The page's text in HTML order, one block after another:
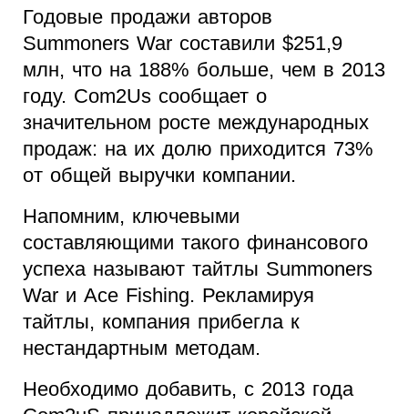
Годовые продажи авторов
Summoners War составили $251,9
млн, что на 188% больше, чем в 2013
году. Com2Us сообщает о
значительном росте международных
продаж: на их долю приходится 73%
от общей выручки компании.
Напомним, ключевыми
составляющими такого финансового
успеха называют тайтлы Summoners
War и Аce Fishing. Рекламируя
тайтлы, компания прибегла к
нестандартным методам.
Необходимо добавить, с 2013 года